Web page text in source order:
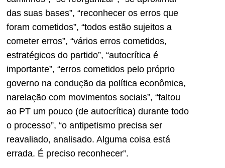
das suas bases”, “reconhecer os erros que
foram cometidos”, “todos estão sujeitos a
cometer erros”, “vários erros cometidos,
estratégicos do partido”, “autocrítica é
importante”, “erros cometidos pelo próprio
governo na condução da política econômica,
narelação com movimentos sociais”, “faltou
ao PT um pouco (de autocrítica) durante todo
o processo”, “o antipetismo precisa ser
reavaliado, analisado. Alguma coisa está
errada. É preciso reconhecer”.